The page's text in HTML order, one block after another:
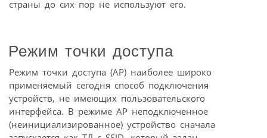
страны до сих пор не используют его.
Режим точки доступа
Режим точки доступа (AP) наиболее широко
применяемый сегодня способ подключения
устройств, не имеющих пользовательского
интерфейса. В режиме AP неподключенное
(неинициализированное) устройство сначала